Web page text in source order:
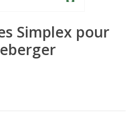
Simplex pour